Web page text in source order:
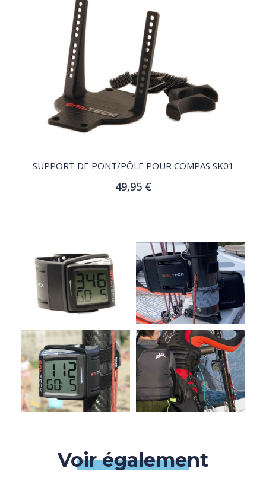
SUPPORT DE PONT/PÔLE POUR COMPAS SK01
49,95 €
Ajouter au panier
Voir également